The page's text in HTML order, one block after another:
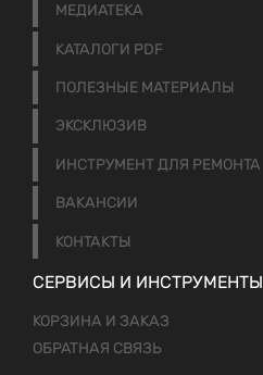
МЕДИАТЕКА
КАТАЛОГИ PDF
ПОЛЕЗНЫЕ МАТЕРИАЛЫ
ЭКСКЛЮЗИВ
ИНСТРУМЕНТ ДЛЯ РЕМОНТА
ВАКАНСИИ
КОНТАКТЫ
СЕРВИСЫ И ИНСТРУМЕНТЫ
КОРЗИНА И ЗАКАЗ
ОБРАТНАЯ СВЯЗЬ